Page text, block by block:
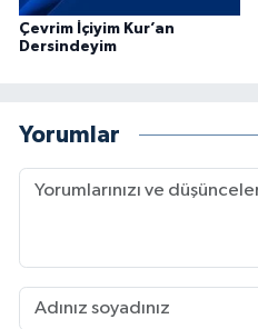
Çevrim İçiyim Kur’an
Dersindeyim
Yorumlar
Iğdır Müftülüğü
İstanbul Müftülüğü
İzmir Müftülüğü
Karabük Müftülüğü